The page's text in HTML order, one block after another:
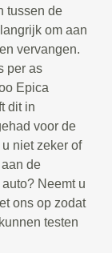
tussen de
om aan
vervangen.
per as
Epica
dit in
voor de
niet zeker of
de
Neemt u
ons op zodat
testen